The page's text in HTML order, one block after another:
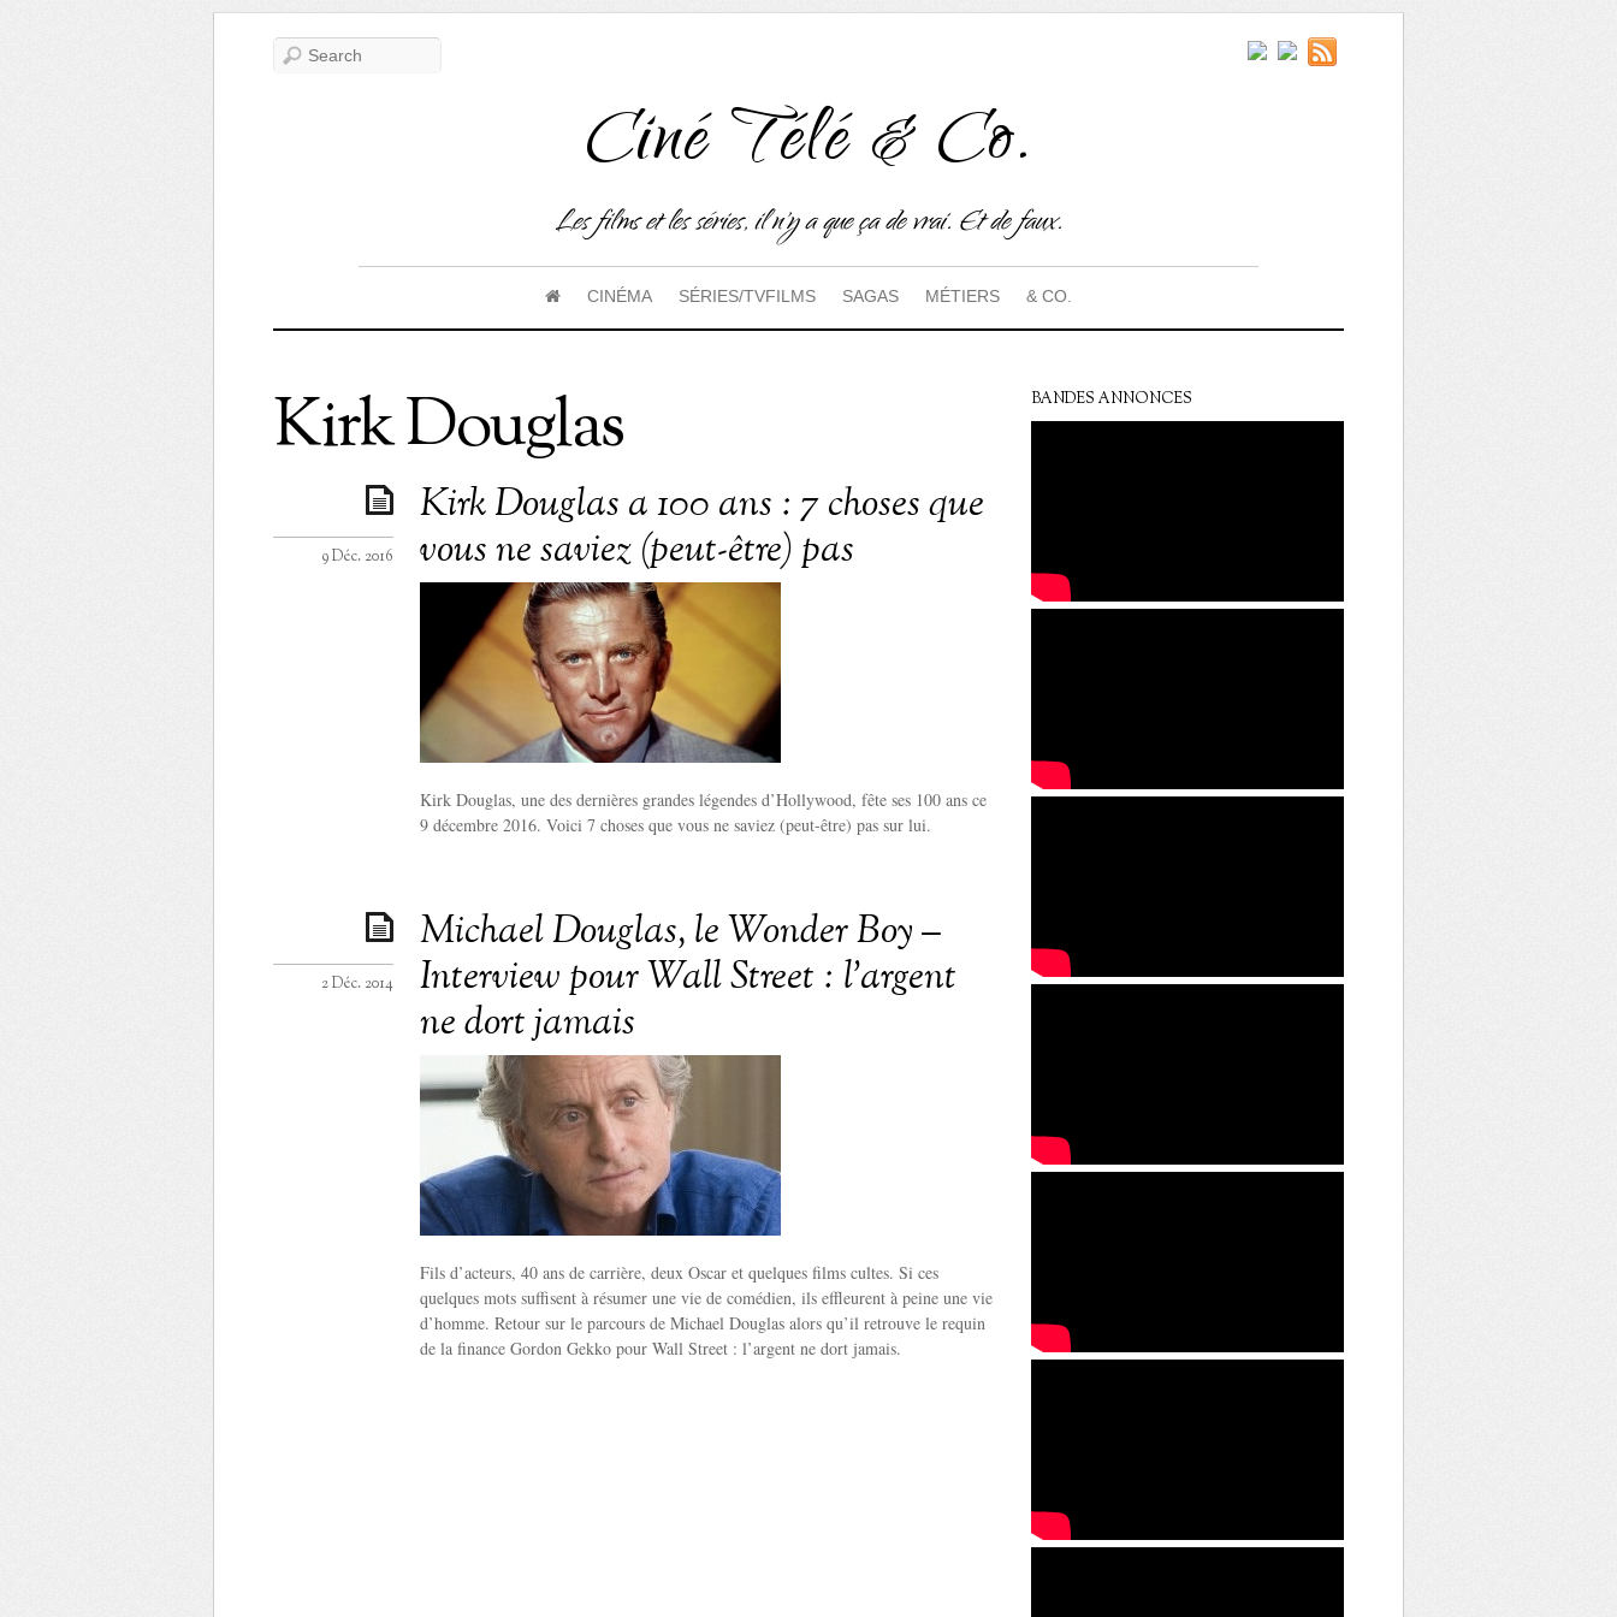
Ciné Télé & Co.
Les films et les séries, il n'y a que ça de vrai. Et de faux.
CINÉMA SÉRIES/TVFILMS SAGAS MÉTIERS & CO.
Kirk Douglas
Kirk Douglas a 100 ans : 7 choses que
vous ne saviez (peut-être) pas
9 Déc. 2016
Kirk Douglas, une des dernières grandes légendes d’Hollywood, fête ses 100 ans ce
9 décembre 2016. Voici 7 choses que vous ne saviez (peut-être) pas sur lui.
Michael Douglas, le Wonder Boy –
Interview pour Wall Street : l’argent
ne dort jamais
2 Déc. 2014
Fils d’acteurs, 40 ans de carrière, deux Oscar et quelques films cultes. Si ces
quelques mots suffisent à résumer une vie de comédien, ils effleurent à peine une vie
d’homme. Retour sur le parcours de Michael Douglas alors qu’il retrouve le requin
de la finance Gordon Gekko pour Wall Street : l’argent ne dort jamais.
BANDES ANNONCES